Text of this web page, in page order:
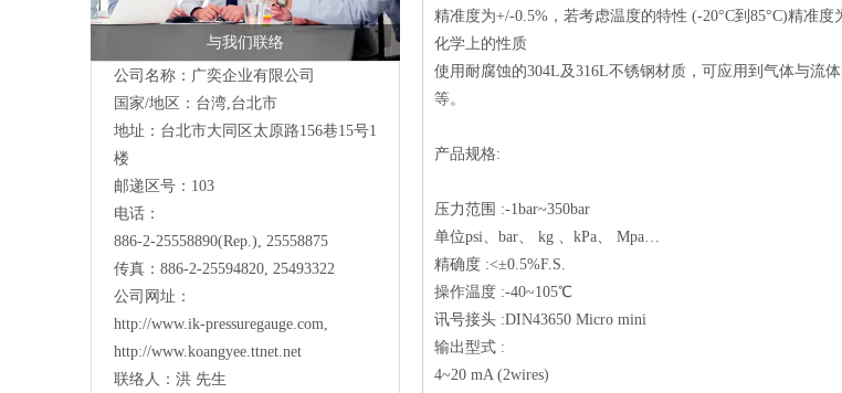
与我们联络
公司名称：广奕企业有限公司
国家/地区：台湾,台北市
地址：台北市大同区太原路156巷15号1
楼
邮递区号：103
电话：
886-2-25558890(Rep.), 25558875
传真：886-2-25594820, 25493322
公司网址：
http://www.ik-pressuregauge.com,
http://www.koangyee.ttnet.net
联络人：洪 先生
精准度为+/-0.5%，若考虑温度的特性 (-20°C到85°C)精准度
化学上的性质
使用耐腐蚀的304L及316L不锈钢材质，可应用到气体与流
等。
产品规格:
压力范围 :-1bar~350bar
单位psi、bar、 kg 、kPa、 Mpa…
精确度 :<±0.5%F.S.
操作温度 :-40~105℃
讯号接头 :DIN43650 Micro mini
输出型式 :
4~20 mA (2wires)